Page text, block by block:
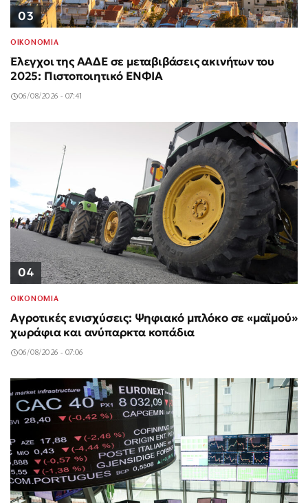
03
ΟΙΚΟΝΟΜΙΑ
Έλεγχοι της ΑΑΔΕ σε μεταβιβάσεις ακινήτων του
2025: Πιστοποιητικό ΕΝΦΙΑ
06/08/2026 - 07:41
04
ΟΙΚΟΝΟΜΙΑ
Αγροτικές ενισχύσεις: Ψηφιακό μπλόκο σε «μαϊμού»
χωράφια και ανύπαρκτα κοπάδια
06/08/2026 - 07:06